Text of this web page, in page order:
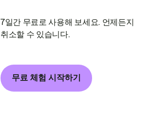
7일간 무료로 사용해 보세요. 언제든지
취소할 수 있습니다.
무료 체험 시작하기